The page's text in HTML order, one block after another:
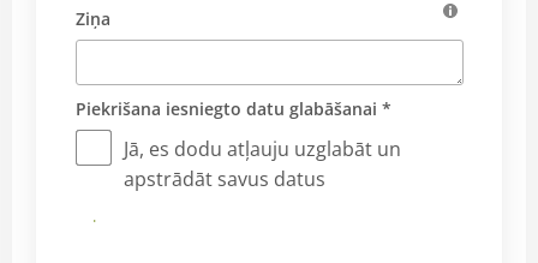
Ziņa
Piekrišana iesniegto datu glabāšanai *
Jā, es dodu atļauju uzglabāt un
apstrādāt savus datus
Iesniegt